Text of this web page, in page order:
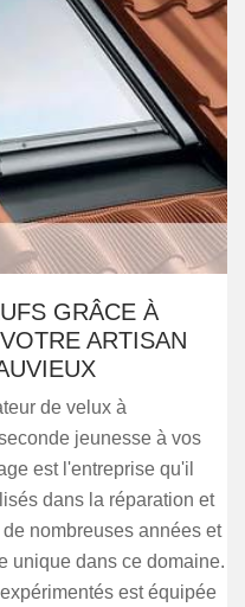
GRÂCE À
ARTISAN
de velux à
jeunesse à vos
est l'entreprise qu'il
dans la réparation et
nombreuses années et
unique dans ce domaine.
est équipée